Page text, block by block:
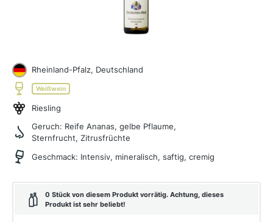
Rheinland-Pfalz, Deutschland
Weißwein
Riesling
Geruch: Reife Ananas, gelbe Pflaume,
Sternfrucht, Zitrusfrüchte
Geschmack: Intensiv, mineralisch, saftig, cremig
0 Stück von diesem Produkt vorrätig. Achtung, dieses
Produkt ist sehr beliebt!